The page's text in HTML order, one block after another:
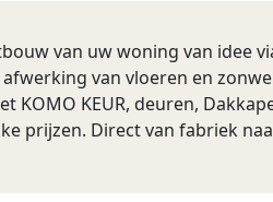
van uw woning van idee
van vloeren en
KOMO KEUR, deuren,
prijzen. Direct van fabriek